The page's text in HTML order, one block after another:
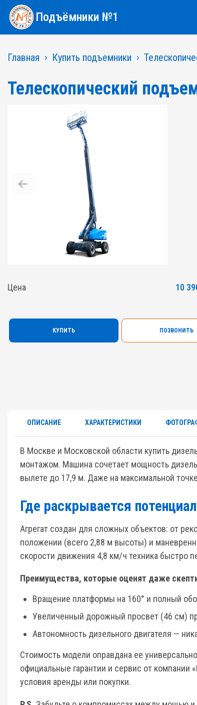
Подъёмники №1
Главная Купить подъемники
Телескопический
Цена 10
КУПИТЬ ПОЗВОНИТЬ
ОПИСАНИЕ ХАРАКТЕРИСТИКИ
В Москве и Московской области купить
монтажом. Машина сочетает мощность
вылете до 17,9 м. Даже на максимальной
Где раскрывается
Агрегат создан для сложных объектов: от
положении (всего 2,88 м высоты) и
скорости движения 4,8 км/ч техника быстро
Преимущества, которые оценят даже
Вращение платформы на 160° и полный
Увеличенный дорожный просвет (46 см)
Автономность дизельного двигателя —
Стоимость модели оправдана ее
официальные гарантии и сервис от
условия аренды или покупки.